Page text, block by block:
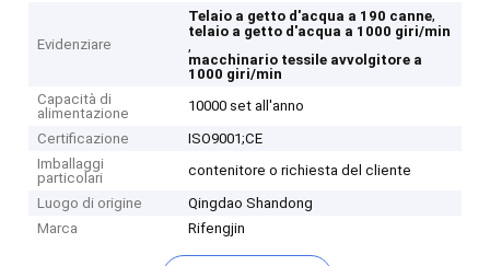
Evidenziare
Telaio a getto d'acqua a 190 canne,
telaio a getto d'acqua a 1000 giri/min
,
macchinario tessile avvolgitore a
1000 giri/min
Capacità di
alimentazione
10000 set all'anno
Certificazione
ISO9001;CE
Imballaggi
particolari
contenitore o richiesta del cliente
Luogo di origine
Qingdao Shandong
Marca
Rifengjin